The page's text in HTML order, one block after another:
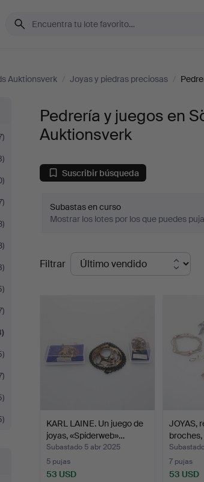
Auktionsverk / Joyas y piedras preciosas /
Pedrería y juegos en
Auktionsverk
Suscribir búsqueda
Subastas en curso
Mostrar los lotes por los que puedes
Precios
de
Filtrar
KARL LAINE. Un juego de
joyas, «Spiderweb»…
Subastado 5 abr 2025
5 pujas
53 USD
JOYAS,
7 pujas
53 USD